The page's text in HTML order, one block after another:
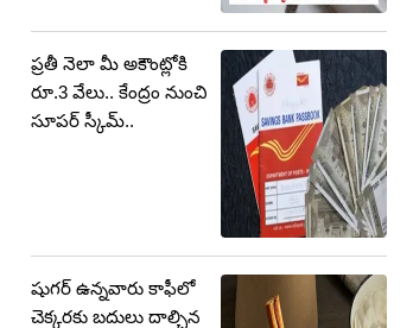
ప్రతీ నెలా మీ అకౌంట్లోకి
రూ.3 వేలు.. కేంద్రం నుంచి
సూపర్ స్కీమ్..
షుగర్ ఉన్నవారు కాఫీలో
చెక్కరకు బదులు దాల్చిన